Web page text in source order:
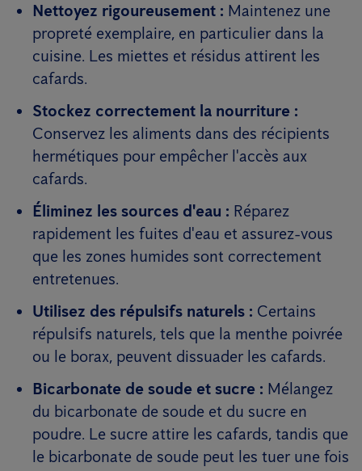
Nettoyez rigoureusement : Maintenez une
propreté exemplaire, en particulier dans la
cuisine. Les miettes et résidus attirent les
cafards.
Stockez correctement la nourriture :
Conservez les aliments dans des récipients
hermétiques pour empêcher l'accès aux
cafards.
Éliminez les sources d'eau : Réparez
rapidement les fuites d'eau et assurez-vous
que les zones humides sont correctement
entretenues.
Utilisez des répulsifs naturels : Certains
répulsifs naturels, tels que la menthe poivrée
ou le borax, peuvent dissuader les cafards.
Bicarbonate de soude et sucre : Mélangez
du bicarbonate de soude et du sucre en
poudre. Le sucre attire les cafards, tandis que
le bicarbonate de soude peut les tuer une fois